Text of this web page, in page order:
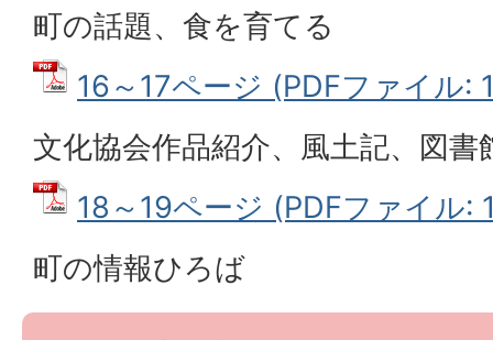
町の話題、食を育てる
16～17ページ (PDFファイル:
文化協会作品紹介、風土記、図書
18～19ページ (PDFファイル:
町の情報ひろば